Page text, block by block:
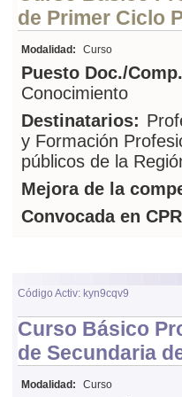
de Primer Ciclo
Modalidad: Curso
Puesto Doc./
Conocimiento
Destinatarios:
y Formación
públicos de la
Mejora de la
Convocada en
Código Activ: kyn9cqv9
Curso Básico
de Secundaria
Modalidad: Curso